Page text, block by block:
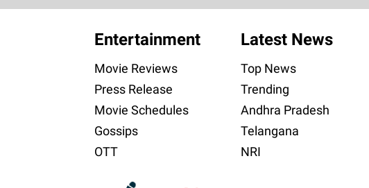
Entertainment
Movie Reviews
Press Release
Movie Schedules
Gossips
OTT
Latest News
Top News
Trending
Andhra Pradesh
Telangana
NRI